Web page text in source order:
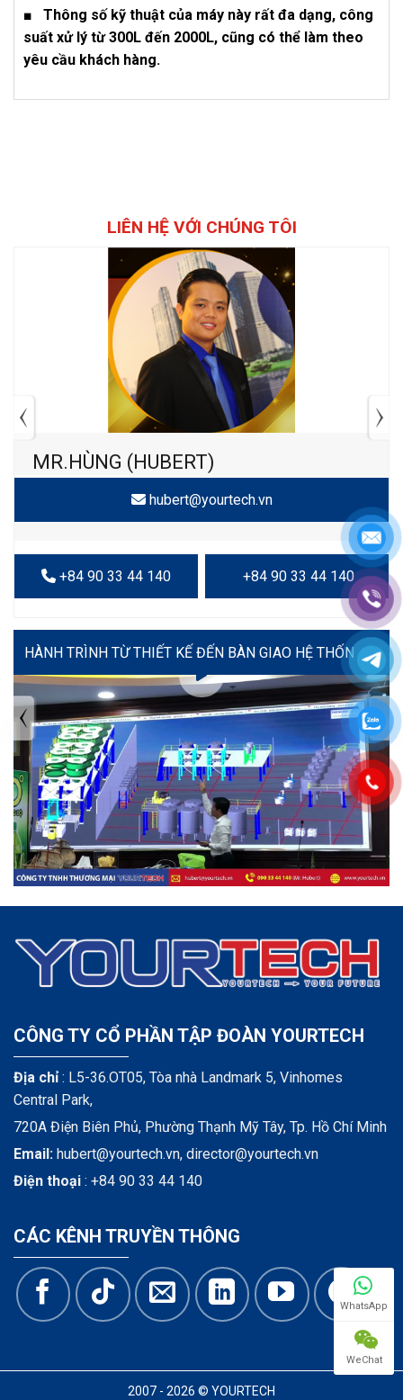
■ Thông số kỹ thuật của máy này rất đa dạng, công
suất xử lý từ 300L đến 2000L, cũng có thể làm theo
yêu cầu khách hàng.
LIÊN HỆ VỚI CHÚNG TÔI
MR.HÙNG (HUBERT)
hubert@yourtech.vn
+84 90 33 44 140 +84 90 33 44 140
VIDEO
TIN TỨC MỚI NHẤT
Tuyển dụng: Nhân viên KẾ TOÁN
CÔNG TY CỔ PHẦN TẬP ĐOÀN YOURTECH
Địa chỉ: L5-36.OT05, Tòa nhà Landmark 5, Vinhomes
Central Park,
720A Điện Biên Phủ, Phường Thạnh Mỹ Tây, Tp. Hồ Chí Minh
Email: hubert@yourtech.vn, director@yourtech.vn
Điện thoại : +84 90 33 44 140
CÁC KÊNH TRUYỀN THÔNG
2007 - 2026 © YOURTECH
WhatsApp
WeChat